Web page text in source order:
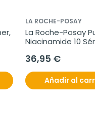
LA ROCHE-POSAY
La Roche-Posay
Niacinamide 10
36,95 €
Añadir al